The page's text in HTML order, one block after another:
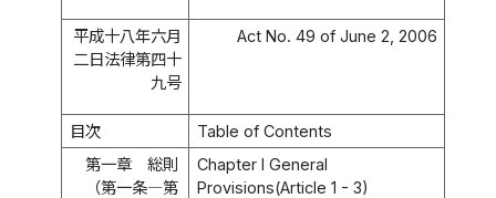
平成十八年六月
二日法律第四十
九号
Act No. 49 of June 2, 2006
目次
Table of Contents
第一章 総則
（第一条―第
Chapter I General
Provisions(Article 1 - 3)